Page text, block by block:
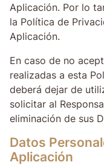
Aplicación. Por lo
la Política de
Aplicación.
En caso de no
realizadas a esta
deberá dejar de
solicitar al
eliminación de sus
Datos
Aplicación